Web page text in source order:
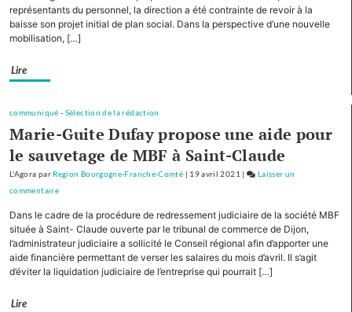
Régions,
la
Bourgogne-
d’investissement
pour
le
tourisme
représentants du personnel, la direction a été contrainte de revoir à la
baisse son projet initial de plan social. Dans la perspective d’une nouvelle
mobilisation, […]
Lire
communiqué - Sélection de la rédaction
Marie-Guite Dufay propose une aide pour
le sauvetage de MBF à Saint-Claude
L'Agora par Region Bourgogne-Franche-Comté | 19 avril 2021 |
Laisser un
commentaireon
autres
Régions,
la
Dans le cadre de la procédure de redressement judiciaire de la société MBF
située à Saint- Claude ouverte par le tribunal de commerce de Dijon,
l’administrateur judiciaire a sollicité le Conseil régional afin d’apporter une
aide financière permettant de verser les salaires du mois d’avril. Il s’agit
d’éviter la liquidation judiciaire de l’entreprise qui pourrait […]
Lire